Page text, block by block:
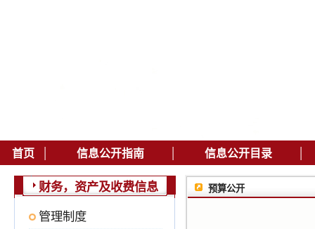
首页 | 信息公开指南 | 信息公开目录 |
财务，资产及收费信息
管理制度
预算公开